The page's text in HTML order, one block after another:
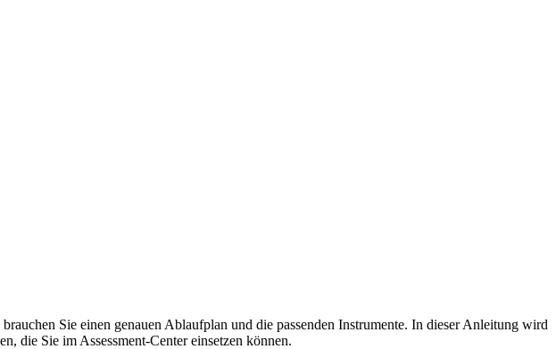
Sie einen genauen Ablaufplan und die passenden Instrumente. In dieser Anleitung wird
die Sie im Assessment-Center einsetzen können.